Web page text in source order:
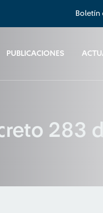
Boletín
PUBLICACIONES
283